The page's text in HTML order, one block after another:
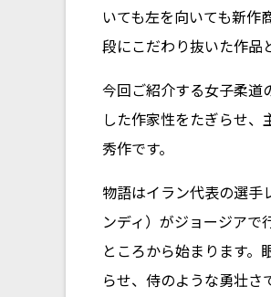
いても左を向いても新作
段にこだわり抜いた作品
今回ご紹介する女子柔道
した作家性をたぎらせ
秀作です。
物語はイラン代表の選手
ンディ）がジョージアで
ところから始まります。
らせ、侍のような勇壮さ